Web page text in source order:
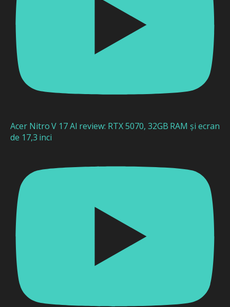
Acer Nitro V 17 AI review: RTX 5070, 32GB RAM și ecran
de 17,3 inci